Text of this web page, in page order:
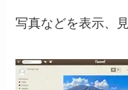
写真などを表示、